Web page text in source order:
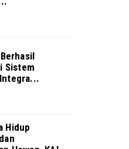
6 Gelar
Sistem
Hidup